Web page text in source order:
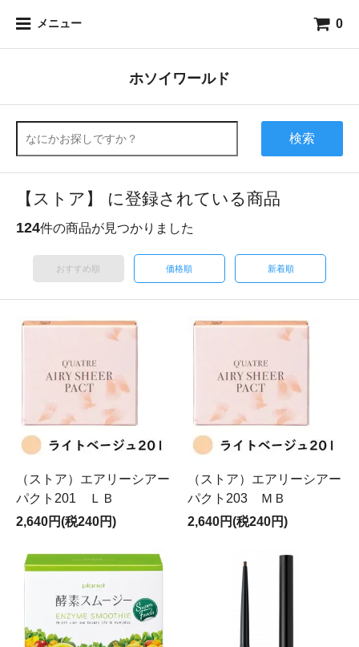
メニュー 0
ホソイワールド
検索
【ストア】 に登録されている商品
124件の商品が見つかりました
おすすめ順 価格順 新着順
（ストア）エアリーシアー
パクト201 ＬＢ
2,640円(税240円)
（ストア）エアリーシアー
パクト203 ＭＢ
2,640円(税240円)